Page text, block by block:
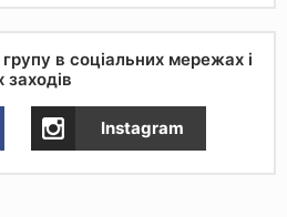
в соціальних мережах і
заходів
Instagram